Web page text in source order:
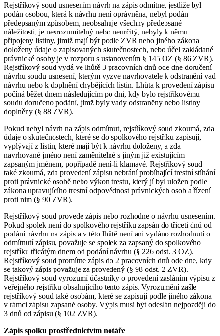
Rejstříkový soud usnesením návrh na zápis odmítne, jestliže byl
podán osobou, která k návrhu není oprávněna, nebyl podán
předepsaným způsobem, neobsahuje všechny předepsané
náležitosti, je nesrozumitelný nebo neurčitý, nebyly k němu
připojeny listiny, jimiž mají být podle ZVR nebo jiného zákona
doloženy údaje o zapisovaných skutečnostech, nebo účel zakládané
právnické osoby je v rozporu s ustanovením § 145 OZ (§ 86 ZVR).
Rejstříkový soud vydá ve lhůtě 3 pracovních dnů ode dne doručení
návrhu soudu usnesení, kterým vyzve navrhovatele k odstranění vad
návrhu nebo k doplnění chybějících listin. Lhůta k provedení zápisu
počíná běžet dnem následujícím po dni, kdy bylo rejstříkovému
soudu doručeno podání, jímž byly vady odstraněny nebo listiny
doplněny (§ 88 ZVR).
Pokud nebyl návrh na zápis odmítnut, rejstříkový soud zkoumá, zda
údaje o skutečnostech, které se do spolkového rejstříku zapisují,
vyplývají z listin, které mají být k návrhu doloženy, a zda
navrhované jméno není zaměnitelné s jiným již existujícím
zapsaným jménem, popřípadě není-li klamavé. Rejstříkový soud
také zkoumá, zda provedení zápisu nebrání probíhající trestní stíhání
proti právnické osobě nebo výkon trestu, který jí byl uložen podle
zákona upravujícího trestní odpovědnost právnických osob a řízení
proti nim (§ 90 ZVR).
Rejstříkový soud provede zápis nebo rozhodne o návrhu usnesením.
Pokud spolek není do spolkového rejstříku zapsán do třiceti dnů od
podání návrhu na zápis a v této lhůtě není ani vydáno rozhodnutí o
odmítnutí zápisu, považuje se spolek za zapsaný do spolkového
rejstříku třicátým dnem od podání návrhu (§ 226 odst. 3 OZ).
Rejstříkový soud promítne zápis do 2 pracovních dnů ode dne, kdy
se takový zápis považuje za provedený (§ 98 odst. 2 ZVR).
Rejstříkový soud vyrozumí účastníky o provedení zasláním výpisu z
veřejného rejstříku obsahujícího tento zápis. Vyrozumění zašle
rejstříkový soud také osobám, které se zapisují podle jiného zákona
v rámci zápisu zapsané osoby. Výpis musí být odeslán nejpozději do
3 dnů od zápisu (§ 102 ZVR).
Zápis spolku prostřednictvím notáře